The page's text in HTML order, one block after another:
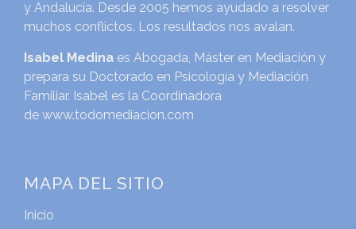
y Andalucía. Desde 2005 hemos ayudado a resolver
muchos conflictos. Los resultados nos avalan.
Isabel Medina es Abogada, Máster en Mediación y
prepara su Doctorado en Psicología y Mediación
Familiar. Isabel es la Coordinadora
de www.todomediacion.com
MAPA DEL SITIO
Inicio